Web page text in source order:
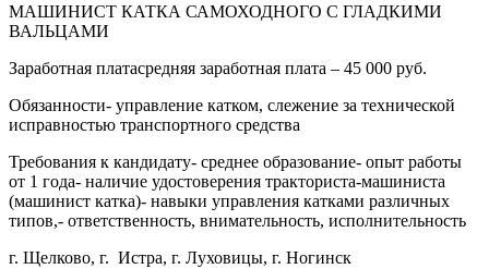
МАШИНИСТ КАТКА САМОХОДНОГО С ГЛАДКИМИ
ВАЛЬЦАМИ
Заработная платасредняя заработная плата – 45 000 руб.
Обязанности- управление катком, слежение за технической
исправностью транспортного средства
Требования к кандидату- среднее образование- опыт работы
от 1 года- наличие удостоверения тракториста-машиниста
(машинист катка)- навыки управления катками различных
типов,- ответственность, внимательность, исполнительность
г. Щелково, г. Истра, г. Луховицы, г. Ногинск